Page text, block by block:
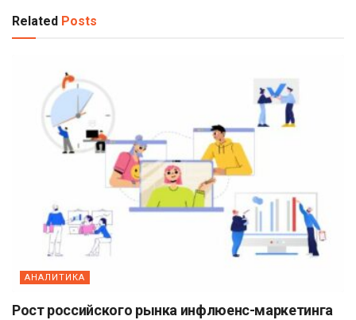
Related Posts
АНАЛИТИКА
Рост российского рынка инфлюенс-маркетинга